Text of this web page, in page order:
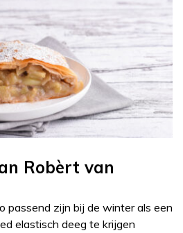
Robèrt van
passend zijn bij de winter als een
elastisch deeg te krijgen